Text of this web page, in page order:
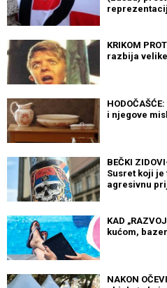
KRIKOM
razbija
i njegove
BEČKI
Susret koji
agresivnu
KAD
kućom,
NAKON